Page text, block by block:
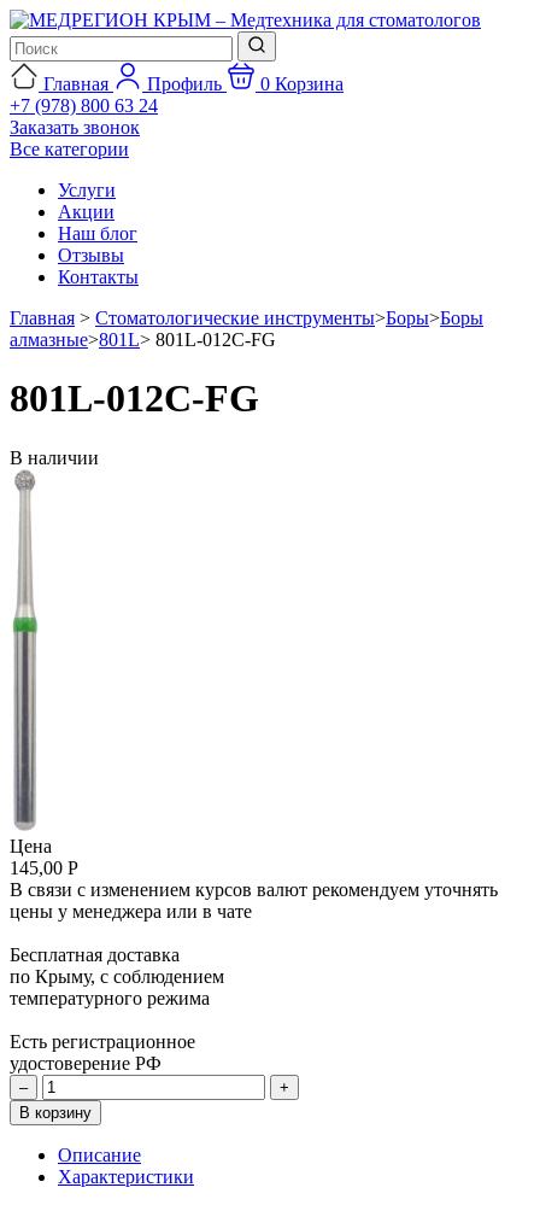
Главная Профиль 0 Корзина
+7 (978) 800 63 24
Заказать звонок
Все категории
Услуги
Акции
Наш блог
Отзывы
Контакты
Главная > Стоматологические инструменты>Боры>Боры
алмазные>801L> 801L-012C-FG
801L-012C-FG
В наличии
Цена
145,00 Р
В связи с изменением курсов валют рекомендуем уточнять
цены у менеджера или в чате
Бесплатная доставка
по Крыму, с соблюдением
температурного режима
Есть регистрационное
удостоверение РФ
–
+
В корзину
Описание
Характеристики